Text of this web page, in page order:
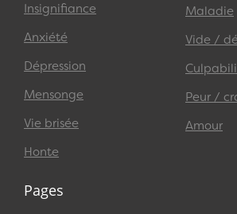
Insignifiance
Anxiété
Dépression
Mensonge
Vie brisée
Honte
Maladie
Vide /
Peur /
Amour
Pages